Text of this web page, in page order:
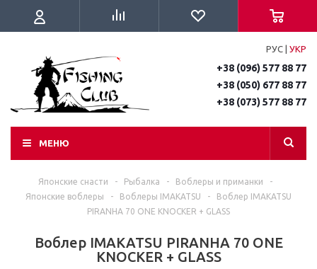
РУС УКР
+38 (096) 577 88 77
+38 (050) 677 88 77
+38 (073) 577 88 77
МЕНЮ
Японские снасти - Рыбалка - Воблеры и приманки
-
Японские воблеры
- Воблеры IMAKATSU -
Воблер IMAKATSU
PIRANHA 70 ONE KNOCKER + GLASS
Воблер IMAKATSU PIRANHA 70 ONE
KNOCKER + GLASS